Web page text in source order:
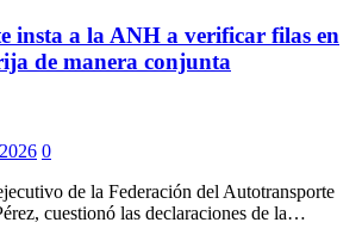
insta a la ANH a verificar filas en
de manera conjunta
0
de la Federación del Autotransporte
cuestionó las declaraciones de la…